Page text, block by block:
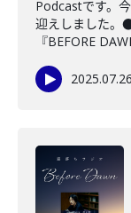
Podcastです。
迎えしました。
『BEFORE
2025.07.26